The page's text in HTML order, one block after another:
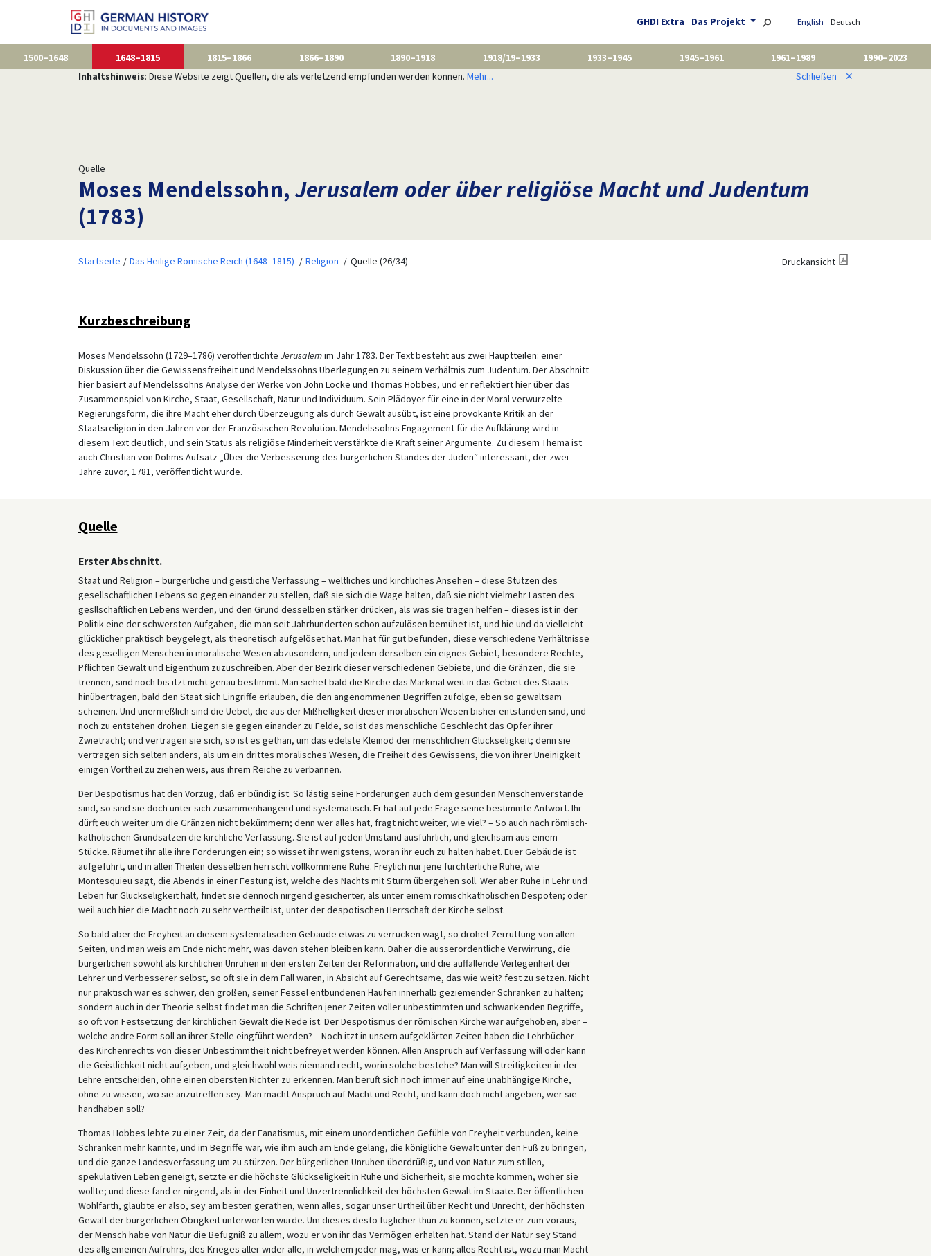
GHDI Extra Das Projekt English Deutsch
1500–1648 1648–1815 1815–1866 1866–1890 1890–1918 1918/19–1933 1933–1945 1945–1961 1961–1989
1990–2023
Inhaltshinweis: Diese Website zeigt Quellen, die als verletzend empfunden werden können. Mehr... Schließen ✕
Quelle
Moses Mendelssohn, Jerusalem oder über religiöse Macht und Judentum
(1783)
Startseite Das Heilige Römische Reich (1648–1815) Religion Quelle (26/34) Druckansicht
Kurzbeschreibung
Moses Mendelssohn (1729–1786) veröffentlichte Jerusalemim Jahr 1783. Der Text besteht aus zwei Hauptteilen: einer
Diskussion über die Gewissensfreiheit und Mendelssohns Überlegungen zu seinem Verhältnis zum Judentum. Der Abschnitt
hier basiert auf Mendelssohns Analyse der Werke von John Locke und Thomas Hobbes, und er reflektiert hier über das
Zusammenspiel von Kirche, Staat, Gesellschaft, Natur und Individuum. Sein Plädoyer für eine in der Moral verwurzelte
Regierungsform, die ihre Macht eher durch Überzeugung als durch Gewalt ausübt, ist eine provokante Kritik an der
Staatsreligion in den Jahren vor der Französischen Revolution. Mendelssohns Engagement für die Aufklärung wird in
diesem Text deutlich, und sein Status als religiöse Minderheit verstärkte die Kraft seiner Argumente. Zu diesem Thema ist
auch Christian von Dohms Aufsatz „Über die Verbesserung des bürgerlichen Standes der Juden“ interessant, der zwei
Jahre zuvor, 1781, veröffentlicht wurde.
Quelle
Erster Abschnitt.
Staat und Religion – bürgerliche und geistliche Verfassung – weltliches und kirchliches Ansehen – diese Stützen des
gesellschaftlichen Lebens so gegen einander zu stellen, daß sie sich die Wage halten, daß sie nicht vielmehr Lasten des
gesllschaftlichen Lebens werden, und den Grund desselben stärker drücken, als was sie tragen helfen – dieses ist in der
Politik eine der schwersten Aufgaben, die man seit Jahrhunderten schon aufzulösen bemühet ist, und hie und da vielleicht
glücklicher praktisch beygelegt, als theoretisch aufgelöset hat. Man hat für gut befunden, diese verschiedene Verhältnisse
des geselligen Menschen in moralische Wesen abzusondern, und jedem derselben ein eignes Gebiet, besondere Rechte,
Pflichten Gewalt und Eigenthum zuzuschreiben. Aber der Bezirk dieser verschiedenen Gebiete, und die Gränzen, die sie
trennen, sind noch bis itzt nicht genau bestimmt. Man siehet bald die Kirche das Markmal weit in das Gebiet des Staats
hinübertragen, bald den Staat sich Eingriffe erlauben, die den angenommenen Begriffen zufolge, eben so gewaltsam
scheinen. Und unermeßlich sind die Uebel, die aus der Mißhelligkeit dieser moralischen Wesen bisher entstanden sind, und
noch zu entstehen drohen. Liegen sie gegen einander zu Felde, so ist das menschliche Geschlecht das Opfer ihrer
Zwietracht; und vertragen sie sich, so ist es gethan, um das edelste Kleinod der menschlichen Glückseligkeit; denn sie
vertragen sich selten anders, als um ein drittes moralisches Wesen, die Freiheit des Gewissens, die von ihrer Uneinigkeit
einigen Vortheil zu ziehen weis, aus ihrem Reiche zu verbannen.
Der Despotismus hat den Vorzug, daß er bündig ist. So lästig seine Forderungen auch dem gesunden Menschenverstande
sind, so sind sie doch unter sich zusammenhängend und systematisch. Er hat auf jede Frage seine bestimmte Antwort. Ihr
dürft euch weiter um die Gränzen nicht bekümmern; denn wer alles hat, fragt nicht weiter, wie viel? – So auch nach römisch-
katholischen Grundsätzen die kirchliche Verfassung. Sie ist auf jeden Umstand ausführlich, und gleichsam aus einem
Stücke. Räumet ihr alle ihre Forderungen ein; so wisset ihr wenigstens, woran ihr euch zu halten habet. Euer Gebäude ist
aufgeführt, und in allen Theilen desselben herrscht vollkommene Ruhe. Freylich nur jene fürchterliche Ruhe, wie
Montesquieu sagt, die Abends in einer Festung ist, welche des Nachts mit Sturm übergehen soll. Wer aber Ruhe in Lehr und
Leben für Glückseligkeit hält, findet sie dennoch nirgend gesicherter, als unter einem römischkatholischen Despoten; oder
weil auch hier die Macht noch zu sehr vertheilt ist, unter der despotischen Herrschaft der Kirche selbst.
So bald aber die Freyheit an diesem systematischen Gebäude etwas zu verrücken wagt, so drohet Zerrüttung von allen
Seiten, und man weis am Ende nicht mehr, was davon stehen bleiben kann. Daher die ausserordentliche Verwirrung, die
bürgerlichen sowohl als kirchlichen Unruhen in den ersten Zeiten der Reformation, und die auffallende Verlegenheit der
Lehrer und Verbesserer selbst, so oft sie in dem Fall waren, in Absicht auf Gerechtsame, das wie weit? fest zu setzen. Nicht
nur praktisch war es schwer, den großen, seiner Fessel entbundenen Haufen innerhalb geziemender Schranken zu halten;
sondern auch in der Theorie selbst findet man die Schriften jener Zeiten voller unbestimmten und schwankenden Begriffe,
so oft von Festsetzung der kirchlichen Gewalt die Rede ist. Der Despotismus der römischen Kirche war aufgehoben, aber –
welche andre Form soll an ihrer Stelle eingführt werden? – Noch itzt in unsern aufgeklärten Zeiten haben die Lehrbücher
des Kirchenrechts von dieser Unbestimmtheit nicht befreyet werden können. Allen Anspruch auf Verfassung will oder kann
die Geistlichkeit nicht aufgeben, und gleichwohl weis niemand recht, worin solche bestehe? Man will Streitigkeiten in der
Lehre entscheiden, ohne einen obersten Richter zu erkennen. Man beruft sich noch immer auf eine unabhängige Kirche,
ohne zu wissen, wo sie anzutreffen sey. Man macht Anspruch auf Macht und Recht, und kann doch nicht angeben, wer sie
handhaben soll?
Thomas Hobbes lebte zu einer Zeit, da der Fanatismus, mit einem unordentlichen Gefühle von Freyheit verbunden, keine
Schranken mehr kannte, und im Begriffe war, wie ihm auch am Ende gelang, die königliche Gewalt unter den Fuß zu bringen,
und die ganze Landesverfassung um zu stürzen. Der bürgerlichen Unruhen überdrüßig, und von Natur zum stillen,
spekulativen Leben geneigt, setzte er die höchste Glückseligkeit in Ruhe und Sicherheit, sie mochte kommen, woher sie
wollte; und diese fand er nirgend, als in der Einheit und Unzertrennlichkeit der höchsten Gewalt im Staate. Der öffentlichen
Wohlfarth, glaubte er also, sey am besten gerathen, wenn alles, sogar unser Urtheil über Recht und Unrecht, der höchsten
Gewalt der bürgerlichen Obrigkeit unterworfen würde. Um dieses desto füglicher thun zu können, setzte er zum voraus,
der Mensch habe von Natur die Befugniß zu allem, wozu er von ihr das Vermögen erhalten hat. Stand der Natur sey Stand
des allgemeinen Aufruhrs, des Krieges aller wider alle, in welchem jeder mag, was er kann; alles Recht ist, wozu man Macht